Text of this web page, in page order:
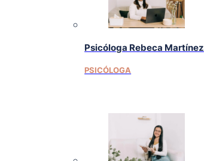
Psicóloga Rebeca Martínez
PSICÓLOGA